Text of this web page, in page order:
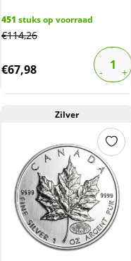
451 stuks op voorraad
€114,26
€67,98
Zilver